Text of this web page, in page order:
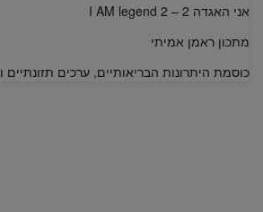
אני האגדה 2 – I AM legend 2
מתכון ראמן אמיתי
כוסמת היתרונות הבריאותיים, ערכים תזונתיים